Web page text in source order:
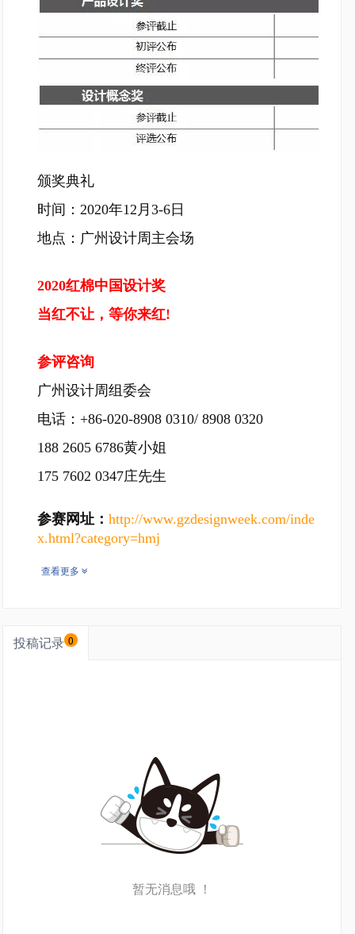
颁奖典礼
时间：2020年12月3-6日
地点：广州设计周主会场
2020红棉中国设计奖
当红不让，等你来红!
参评咨询
广州设计周组委会
电话：+86-020-8908 0310/ 8908 0320
188 2605 6786黄小姐
175 7602 0347庄先生
参赛网址： http://www.gzdesignweek.com/inde
x.html?category=hmj
查看更多
投稿记录 0
暂无消息哦 ！